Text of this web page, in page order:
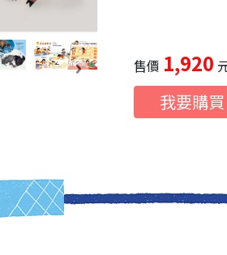
售價 1,920
我要購買